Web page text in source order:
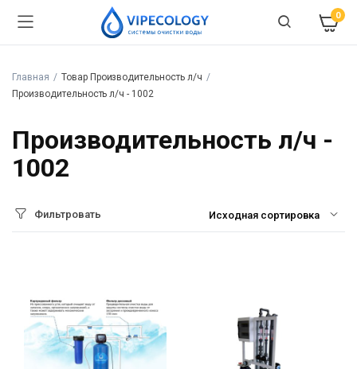
0
Главная
Товар Производительность л/ч
Производительность л/ч - 1002
Производительность л/ч -
1002
Фильтровать